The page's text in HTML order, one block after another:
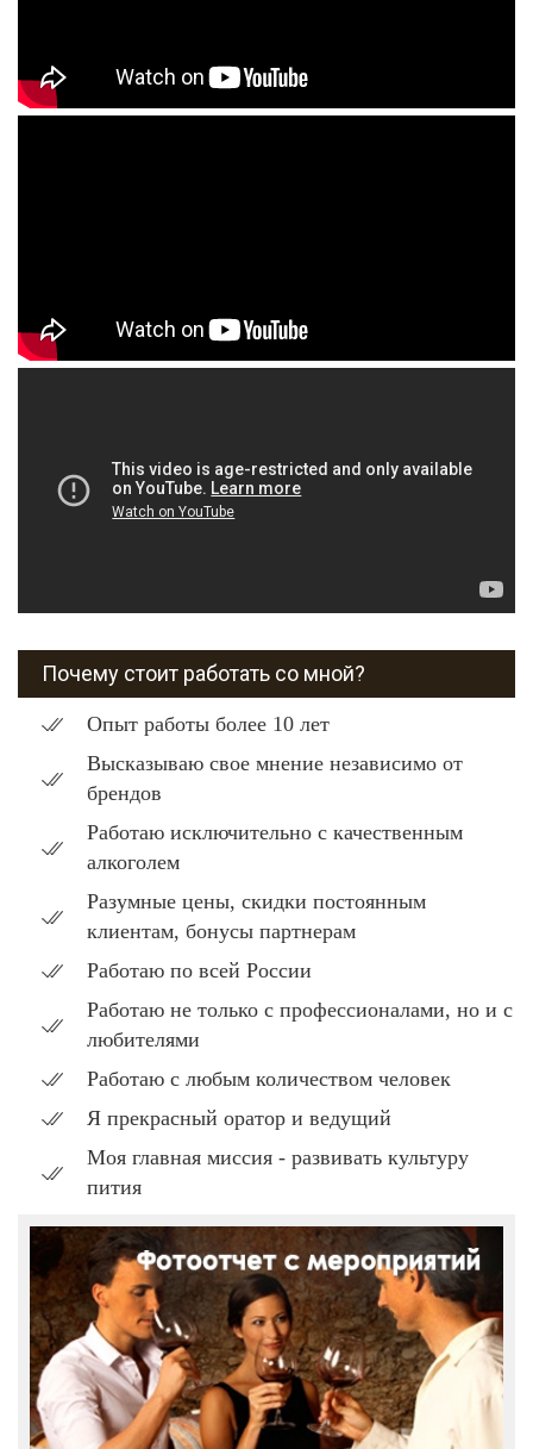
Почему стоит работать со мной?
Опыт работы более 10 лет
Высказываю свое мнение независимо от
брендов
Работаю исключительно с качественным
алкоголем
Разумные цены, скидки постоянным
клиентам, бонусы партнерам
Работаю по всей России
Работаю не только с профессионалами, но и с
любителями
Работаю с любым количеством человек
Я прекрасный оратор и ведущий
Моя главная миссия - развивать культуру
пития